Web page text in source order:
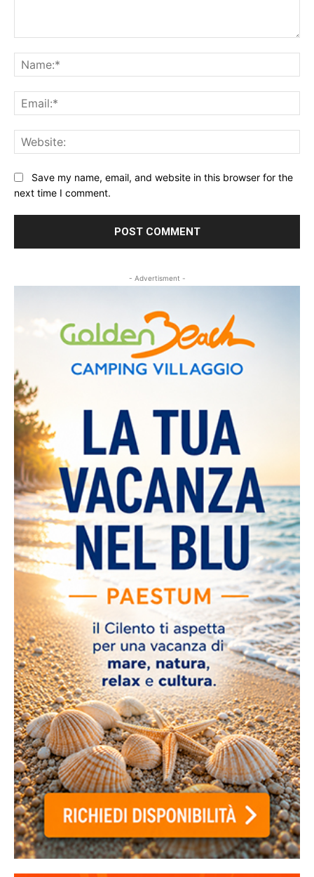
Save my name, email, and website in this browser for the
next time I comment.
- Advertisment -